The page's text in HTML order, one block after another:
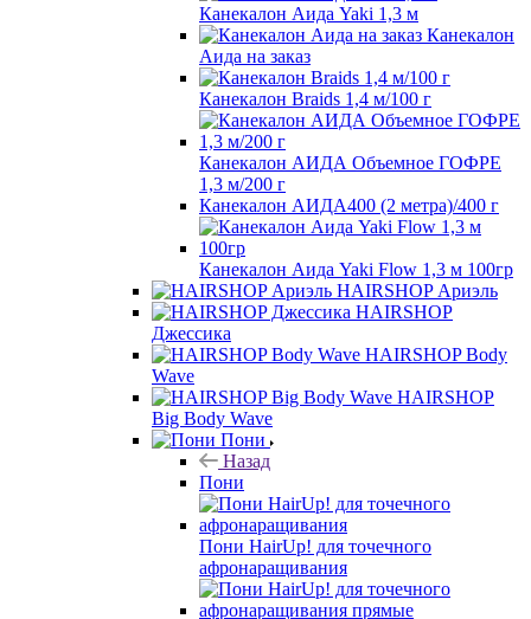
Канекалон Аида Yaki 1,3 м
Канекалон
Аида на заказ
Канекалон Braids 1,4 м/100 г
Канекалон АИДА Объемное ГОФРЕ
1,3 м/200 г
Канекалон АИДА400 (2 метра)/400 г
Канекалон Аида Yaki Flow 1,3 м 100гр
HAIRSHOP Ариэль
HAIRSHOP
Джессика
HAIRSHOP Body
Wave
HAIRSHOP
Big Body Wave
Пони
Назад
Пони
Пони HairUp! для точечного
афронаращивания